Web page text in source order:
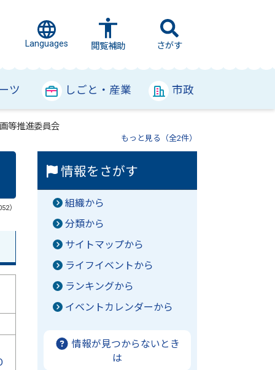
Languages 閲覧補助 さがす
ツ しごと・産業 市政
等推進委員会
もっと見る（全2件）
）
情報をさがす
組織から
分類から
サイトマップから
ライフイベントから
ランキングから
イベントカレンダーから
情報が見つからないとき
は